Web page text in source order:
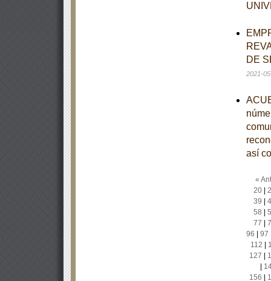
DE
2021-
así
«
20|
39
58
77
96
97
112
127
156